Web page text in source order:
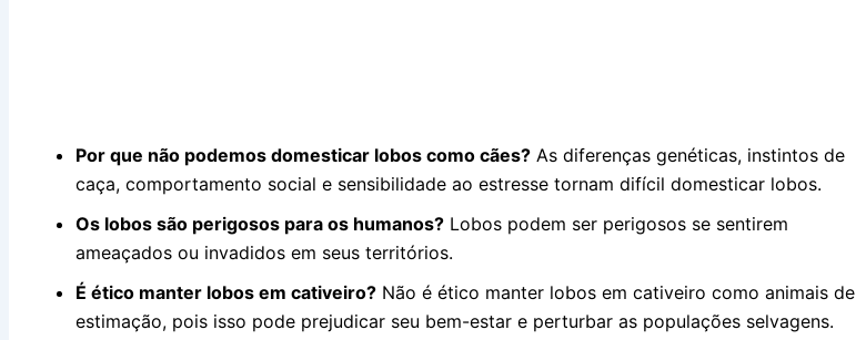
Por que não podemos domesticar lobos como cães? As diferenças genéticas, instintos de
caça, comportamento social e sensibilidade ao estresse tornam difícil domesticar lobos.
Os lobos são perigosos para os humanos? Lobos podem ser perigosos se sentirem
ameaçados ou invadidos em seus territórios.
É ético manter lobos em cativeiro? Não é ético manter lobos em cativeiro como animais de
estimação, pois isso pode prejudicar seu bem-estar e perturbar as populações selvagens.